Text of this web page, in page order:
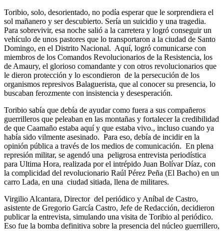
Toribio, solo, desorientado, no podía esperar que le sorprendiera el
sol mañanero y ser descubierto. Sería un suicidio y una tragedia.
Para sobrevivir, esa noche salió a la carretera y logró conseguir un
vehículo de unos pastores que lo transportaron a la ciudad de Santo
Domingo, en el Distrito Nacional. Aquí, logró comunicarse con
miembros de los Comandos Revolucionarios de la Resistencia, los
de Amaury, el glorioso comandante y con otros revolucionarios que
le dieron protección y lo escondieron de la persecución de los
organismos represivos Balaguerista, que al conocer su presencia, lo
buscaban ferozmente con insistencia y desesperación.
Toribio sabía que debía de ayudar como fuera a sus compañeros
guerrilleros que peleaban en las montañas y fortalecer la credibilidad
de que Caamaño estaba aquí y que estaba vivo., incluso cuando ya
había sido vilmente asesinado. Para eso, debía de incidir en la
opinión pública a través de los medios de comunicación. En plena
represión militar, se agendó una peligrosa entrevista periodística
para Ultima Hora, realizada por el intrépido Juan Bolívar Díaz, con
la complicidad del revolucionario Raúl Pérez Peña (El Bacho) en un
carro Lada, en una ciudad sitiada, llena de militares.
Virgilio Alcantara, Director del periódico y Aníbal de Castro,
asistente de Gregorio García Castro, Jefe de Redacción, decidieron
publicar la entrevista, simulando una visita de Toribio al periódico.
Eso fue la bomba definitiva sobre la presencia del núcleo guerrillero,